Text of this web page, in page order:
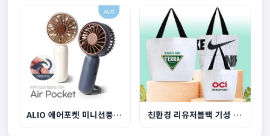
ALIO 에어포켓 미니선풍기 500mAh 친환경 리유저블백 기성 소형